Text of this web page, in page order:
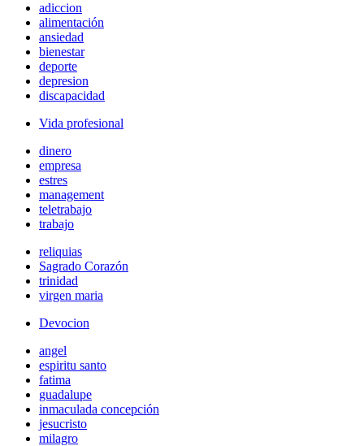
adiccion
alimentación
ansiedad
bienestar
deporte
depresion
discapacidad
Vida profesional
dinero
empresa
estres
management
teletrabajo
trabajo
reliquias
Sagrado Corazón
trinidad
virgen maria
Devocion
angel
espiritu santo
fatima
guadalupe
inmaculada concepción
jesucristo
milagro